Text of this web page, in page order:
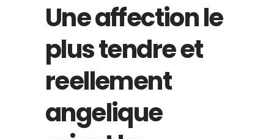
Une affection le
plus tendre et
reellement
angelique